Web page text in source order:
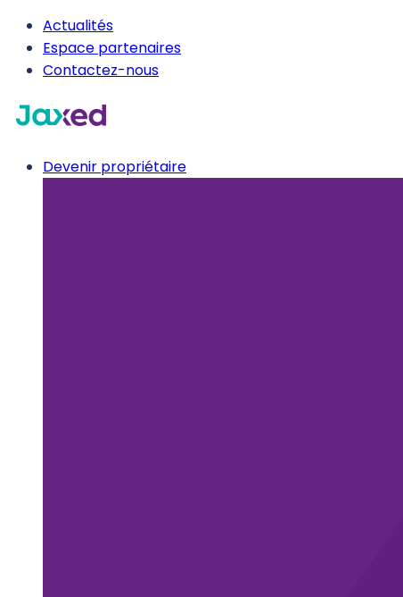
Actualités
Espace partenaires
Contactez-nous
Devenir propriétaire